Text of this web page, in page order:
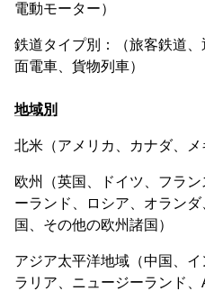
電動モーター）
鉄道タイプ別：（旅客鉄道
面電車、貨物列車）
地域別
北米（アメリカ、カナダ、メ
欧州（英国、ドイツ、フラ
ーランド、ロシア、オラン
国、その他の欧州諸国）
アジア太平洋地域（中国、
ラリア、ニュージーランド